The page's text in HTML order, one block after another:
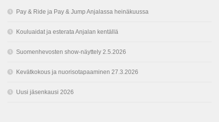
Pay & Ride ja Pay & Jump Anjalassa heinäkuussa
Kouluaidat ja esterata Anjalan kentällä
Suomenhevosten show-näyttely 2.5.2026
Kevätkokous ja nuorisotapaaminen 27.3.2026
Uusi jäsenkausi 2026